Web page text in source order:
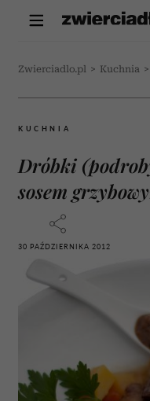
Zwierciadlo.pl > Kuchnia >
KUCHNIA
Dróbki
sosem
30 PAŹDZIERNIKA 2012